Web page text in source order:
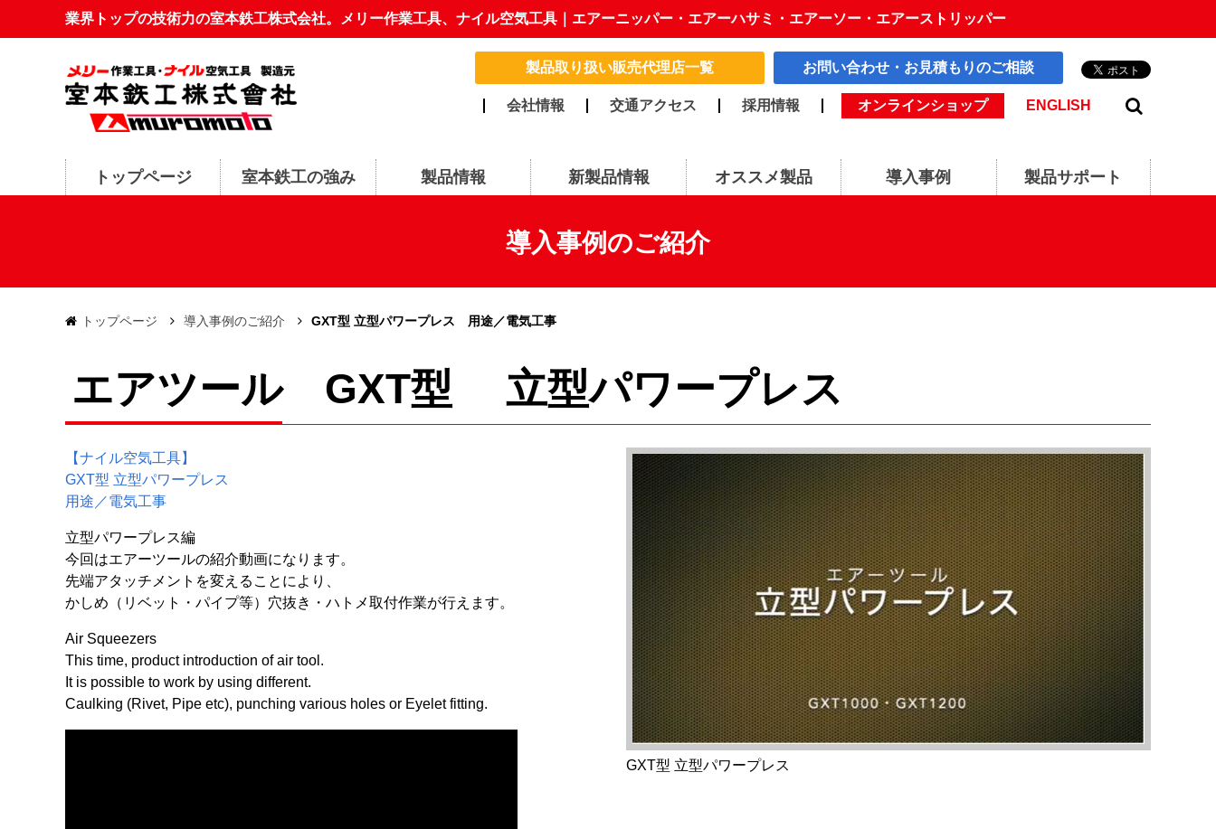
業界トップの技術力の室本鉄工株式会社。メリー作業工具、ナイル空気工具｜エアーニッパー・エアーハサミ・エアーソー・エアーストリッパー
製品取り扱い販売代理店一覧 お問い合わせ・お見積もりのご相談
会社情報 交通アクセス 採用情報 オンラインショップ ENGLISH
トップページ 室本鉄工の強み 製品情報 新製品情報 オススメ製品 導入事例 製品サポート
導入事例のご紹介
トップページ 導入事例のご紹介 GXT型 立型パワープレス 用途／電気工事
エアツール GXT型 立型パワープレス
【ナイル空気工具】
GXT型 立型パワープレス
用途／電気工事
立型パワープレス編
今回はエアーツールの紹介動画になります。
先端アタッチメントを変えることにより、
かしめ（リベット・パイプ等）穴抜き・ハトメ取付作業が行えます。
Air Squeezers
This time, product introduction of air tool.
It is possible to work by using different.
Caulking (Rivet, Pipe etc), punching various holes or Eyelet fitting.
GXT型 立型パワープレス